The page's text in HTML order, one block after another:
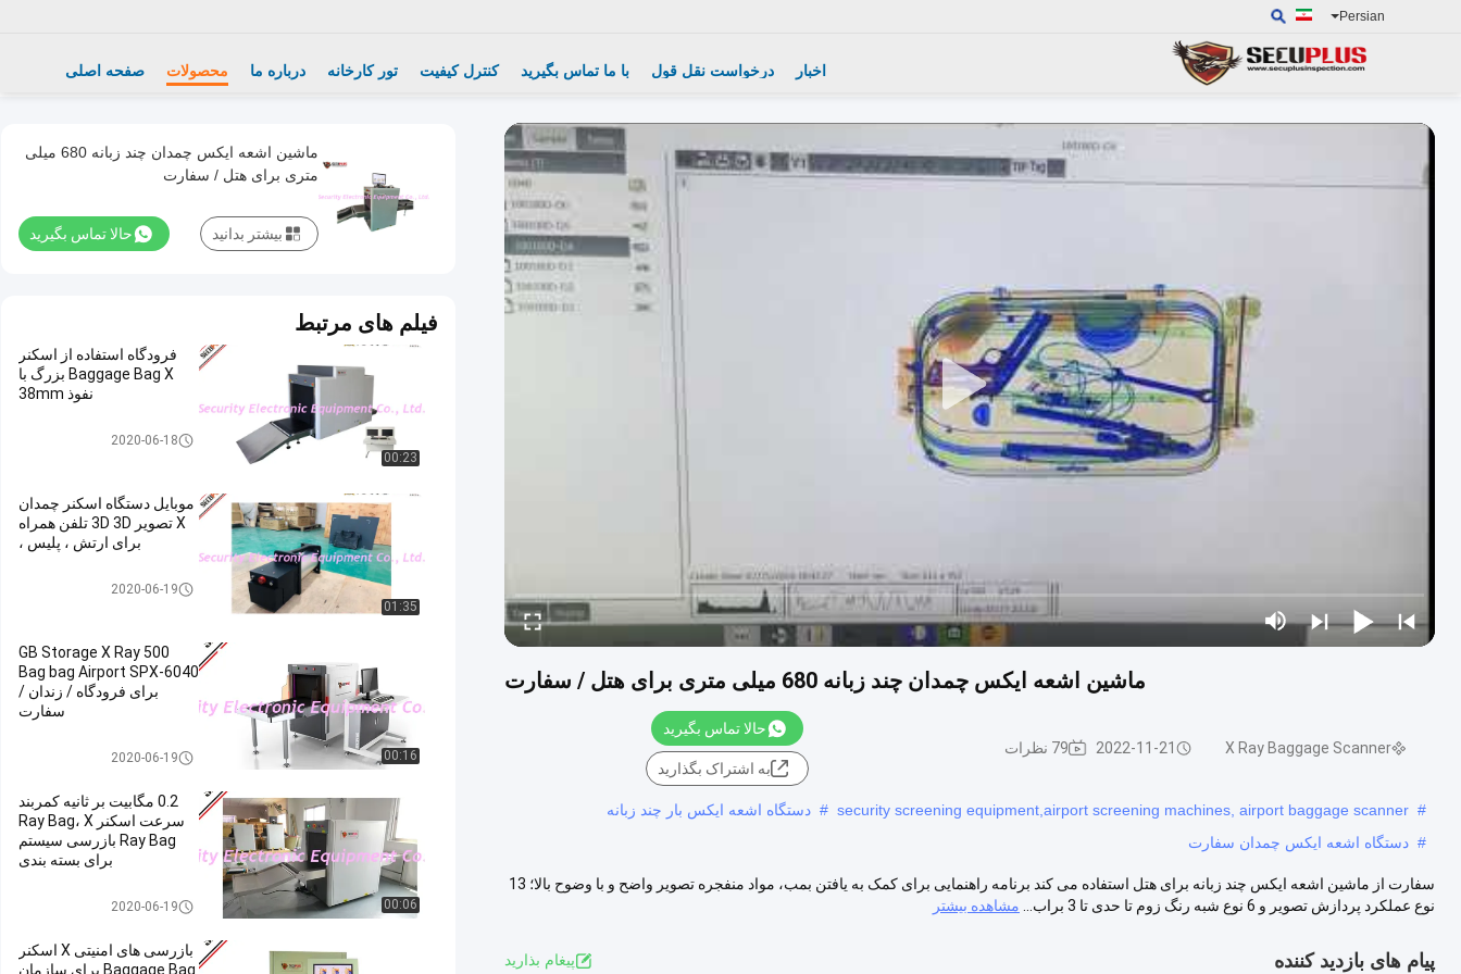
Persian
صفحه اصلی محصولات درباره ما تور کارخانه کنترل کیفیت با ما تماس بگیرید درخواست نقل قول اخبار
ماشین اشعه ایکس چمدان چند زبانه 680 میلی متری برای هتل / سفارت
X Ray Baggage Scanner
2022-11-21 79 نظرات
حالا تماس بگیرید
به اشتراک بگذارید
#
security screening equipment,airport screening machines, airport baggage scanner
# دستگاه اشعه ایکس بار چند زبانه
# دستگاه اشعه ایکس چمدان سفارت
سفارت از ماشین اشعه ایکس چند زبانه برای هتل استفاده می کند برنامه راهنمایی برای کمک به یافتن بمب، مواد منفجره تصویر واضح و با وضوح بالا؛ 13
نوع عملکرد پردازش تصویر و 6 نوع شبه رنگ زوم تا حدی تا 3 براب...
مشاهده بیشتر
پیام های بازدید کننده پيغام بذاريد
ماشین اشعه ایکس چمدان چند زبانه 680 میلی
متری برای هتل / سفارت
حالا تماس بگیرید بیشتر بدانید
فیلم های مرتبط
00:23
فرودگاه استفاده از اسکنر
Baggage Bag X بزرگ با
نفوذ 38mm
X Ray Baggage Scanner
2020-06-18
01:35
موبایل دستگاه اسکنر چمدان
X تصویر 3D 3D تلفن همراه
برای ارتش ، پلیس ،
X Ray Baggage Scanner
2020-06-19
00:16
500 GB Storage X Ray
Bag bag Airport SPX-6040
برای فرودگاه / زندان /
سفارت
X Ray Baggage Scanner
2020-06-19
00:06
0.2 مگابیت بر ثانیه کمربند
سرعت اسکنر Ray Bag، X
Ray Bag بازرسی سیستم
برای بسته بندی
X Ray Baggage Scanner
2020-06-19
بازرسی های امنیتی X اسکنر
Baggage Bag برای سازمان